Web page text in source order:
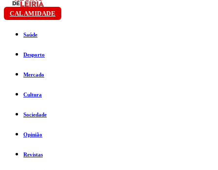
CALAMIDADE
Saúde
Desporto
Mercado
Cultura
Sociedade
Opinião
Revistas